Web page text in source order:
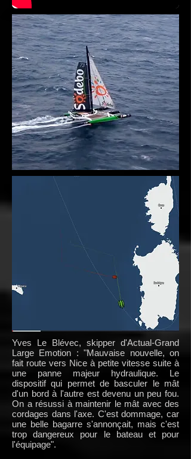
Yves Le Blévec, skipper d'Actual-Grand
Large Emotion : "Mauvaise nouvelle, on
fait route vers Nice à petite vitesse suite à
une panne majeur hydraulique. Le
dispositif qui permet de basculer le mât
d'un bord à l'autre est devenu un peu fou.
On a résussi à maintenir le mât avec des
cordages dans l'axe. C'est dommage, car
une belle bagarre s'annonçait, mais c'est
trop dangereux pour le bateau et pour
l'équipage".